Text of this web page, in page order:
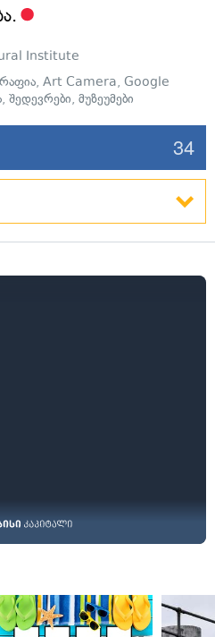
Institute
, Art Camera, Google
, შედევრები, მუზეუმები
34